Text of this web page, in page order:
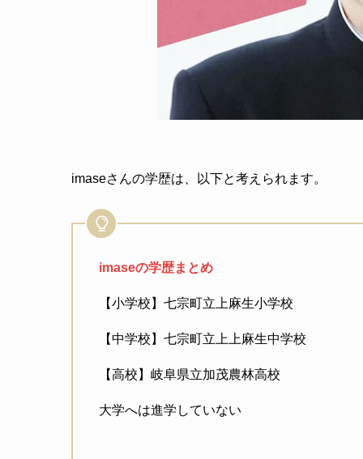
imaseさんの学歴は、以下と考えられます。
imaseの学歴まとめ
【小学校】七宗町立上麻生小学校
【中学校】七宗町立上上麻生中学校
【高校】岐阜県立加茂農林高校
大学へは進学していない